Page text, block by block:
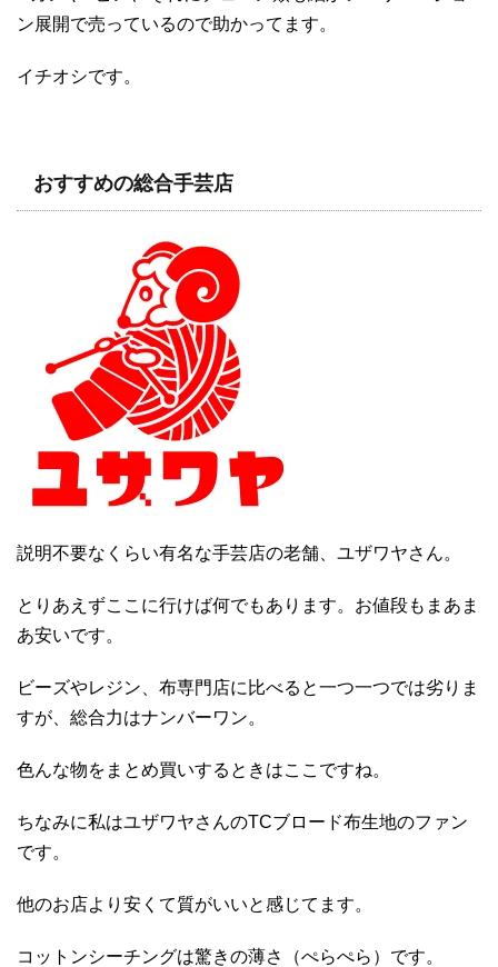
ン展開で売っているので助かってます。
イチオシです。
おすすめの総合手芸店
説明不要なくらい有名な手芸店の老舗、ユザワヤさん。
とりあえずここに行けば何でもあります。お値段もまあま
あ安いです。
ビーズやレジン、布専門店に比べると一つ一つでは劣りま
すが、総合力はナンバーワン。
色んな物をまとめ買いするときはここですね。
ちなみに私はユザワヤさんのTCブロード布生地のファン
です。
他のお店より安くて質がいいと感じてます。
コットンシーチングは驚きの薄さ（ぺらぺら）です。